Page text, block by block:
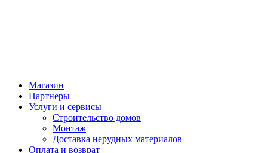
Магазин
Партнеры
Услуги и сервисы
Строительство домов
Монтаж
Доставка нерудных материалов
Оплата и возврат